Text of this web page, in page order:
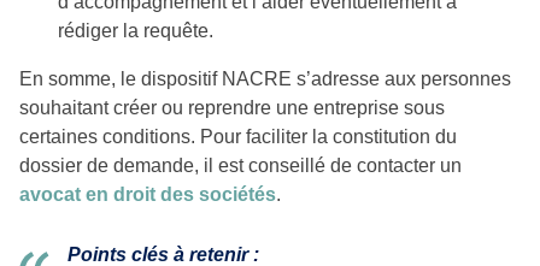
rédiger la requête.
En somme, le dispositif NACRE s’adresse aux personnes
souhaitant créer ou reprendre une entreprise sous
certaines conditions. Pour faciliter la constitution du
dossier de demande, il est conseillé de contacter un
avocat en droit des sociétés.
Points clés à retenir :